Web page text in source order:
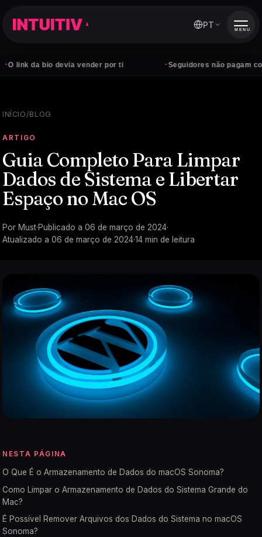
bio devia vender por ti Seguidores não pagam contas —
PT MENU
INÍCIO/BLOG
ARTIGO
Guia Completo Para Limpar
Dados de Sistema e Libertar
Espaço no Mac OS
Por Must·Publicado a 06 de março de 2024·
Atualizado a 06 de março de 2024·14 min de leitura
NESTA PÁGINA
O Que É o Armazenamento de Dados do macOS Sonoma?
Como Limpar o Armazenamento de Dados do Sistema Grande do
Mac?
É Possível Remover Arquivos dos Dados do Sistema no macOS
Sonoma?